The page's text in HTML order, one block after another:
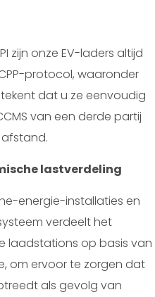
zijn onze EV-laders altijd
protocol, waaronder
dat u ze eenvoudig
van een derde partij
lastverdeling
energie-installaties en
verdeelt het
laadstations op basis van
om ervoor te zorgen dat
als gevolg van